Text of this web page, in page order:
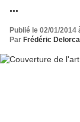
...
Publié le 02/01/2014
Par Frédéric Delorca